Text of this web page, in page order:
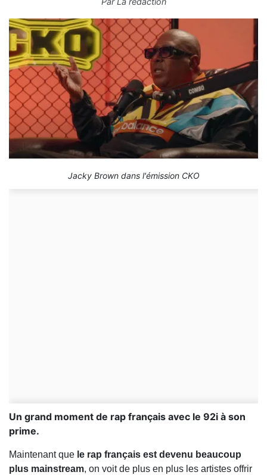
Jacky Brown dans l'émission CKO
Un grand moment de rap français avec le 92i à son
prime.
Maintenant que le rap français est devenu beaucoup
plus mainstream, on voit de plus en plus les artistes offrir